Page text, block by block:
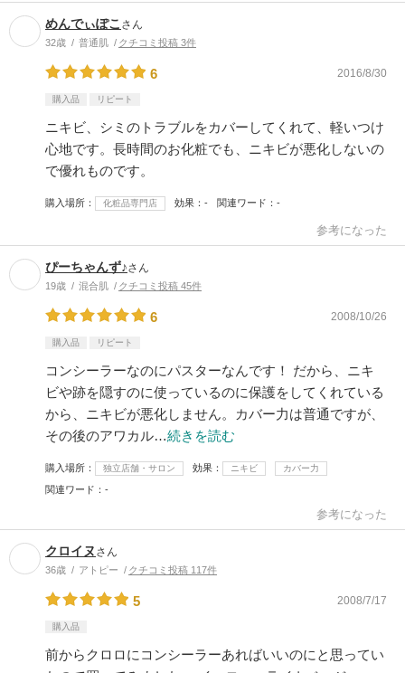
めんでぃぽこ さん
32歳 普通肌 クチコミ投稿 3件
6 2016/8/30
購入品 リピート
ニキビ、シミのトラブルをカバーしてくれて、軽いつけ
心地です。長時間のお化粧でも、ニキビが悪化しないの
で優れものです。
購入場所 化粧品専門店 効果 - 関連ワード -
参考になった
ぴーちゃんず♪さん
19歳 混合肌 クチコミ投稿 45件
6 2008/10/26
購入品 リピート
コンシーラーなのにパスターなんです！ だから、ニキ
ビや跡を隠すのに使っているのに保護をしてくれている
から、ニキビが悪化しません。カバー力は普通ですが、
その後のアワカル…続きを読む
購入場所 独立店舗・サロン 効果 ニキビ カバー力
関連ワード -
参考になった
クロイヌ さん
36歳 アトピー クチコミ投稿 117件
5 2008/7/17
購入品
前からクロロにコンシーラーあればいいのにと思ってい